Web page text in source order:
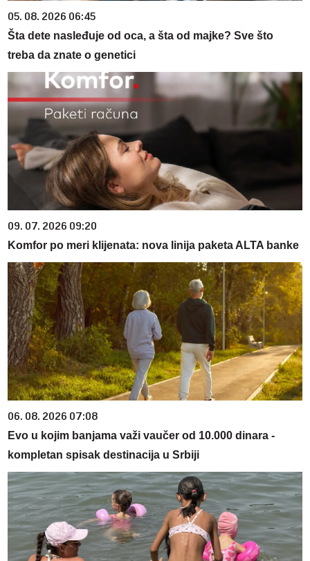
05. 08. 2026 06:45
Šta dete nasleđuje od oca, a šta od majke? Sve što
treba da znate o genetici
09. 07. 2026 09:20
Komfor po meri klijenata: nova linija paketa ALTA banke
06. 08. 2026 07:08
Evo u kojim banjama važi vaučer od 10.000 dinara -
kompletan spisak destinacija u Srbiji